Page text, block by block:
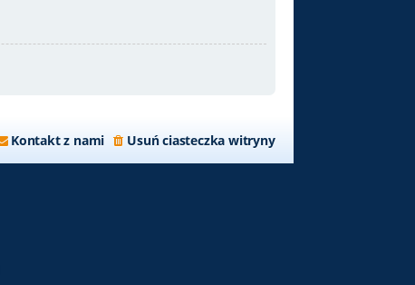
Usuń ciasteczka witryny
Kontakt z nami